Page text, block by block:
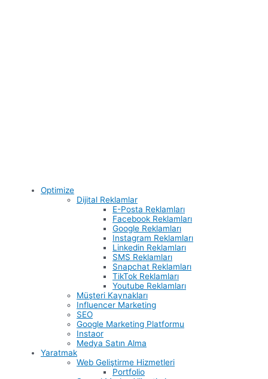
Optimize
Dijital Reklamlar
E-Posta Reklamları
Facebook Reklamları
Google Reklamları
Instagram Reklamları
Linkedin Reklamları
SMS Reklamları
Snapchat Reklamları
TikTok Reklamları
Youtube Reklamları
Müşteri Kaynakları
Influencer Marketing
SEO
Google Marketing Platformu
Instaor
Medya Satın Alma
Yaratmak
Web Geliştirme Hizmetleri
Portfolio